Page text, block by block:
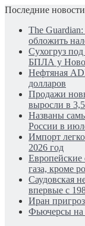
Последние новости
The
обложить
Сухогруз
БПЛА у
Нефтяная
долларов
Продажи
выросли в 3,5
Названы
России в
Импорт
2026 год
Европейские
газа, кроме
Саудовская
впервые с
Иран
Фьючерсы на